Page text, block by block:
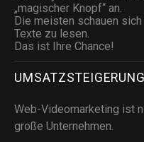
„magischer Knopf“ an.
Die meisten schauen
Texte zu lesen.
Das ist Ihre Chance!
Web-Videomarketing ist
große Unternehmen.